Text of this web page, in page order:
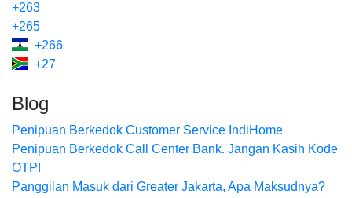
+263
+265
+266
+27
Blog
Penipuan Berkedok Customer Service IndiHome
Penipuan Berkedok Call Center Bank. Jangan Kasih Kode
OTP!
Panggilan Masuk dari Greater Jakarta, Apa Maksudnya?